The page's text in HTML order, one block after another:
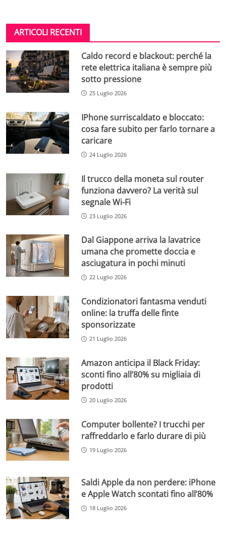
ARTICOLI RECENTI
Caldo record e blackout: perché la
rete elettrica italiana è sempre più
sotto pressione
25 Luglio 2026
IPhone surriscaldato e bloccato:
cosa fare subito per farlo tornare a
caricare
24 Luglio 2026
Il trucco della moneta sul router
funziona davvero? La verità sul
segnale Wi-Fi
23 Luglio 2026
Dal Giappone arriva la lavatrice
umana che promette doccia e
asciugatura in pochi minuti
22 Luglio 2026
Condizionatori fantasma venduti
online: la truffa delle finte
sponsorizzate
21 Luglio 2026
Amazon anticipa il Black Friday:
sconti fino all’80% su migliaia di
prodotti
20 Luglio 2026
Computer bollente? I trucchi per
raffreddarlo e farlo durare di più
19 Luglio 2026
Saldi Apple da non perdere: iPhone
e Apple Watch scontati fino all’80%
18 Luglio 2026